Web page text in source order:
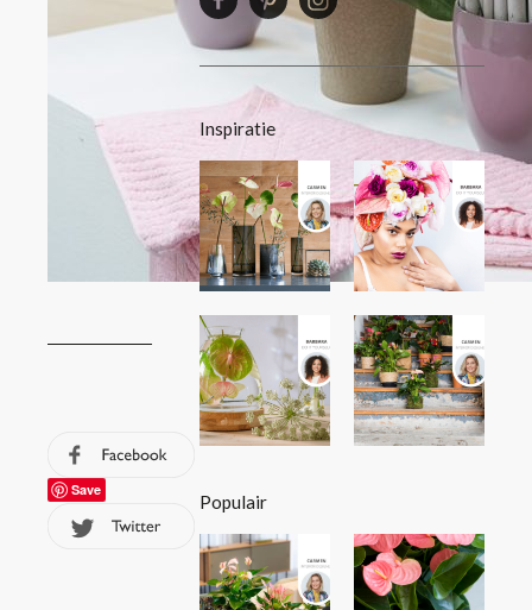
Save
Inspiratie
Populair